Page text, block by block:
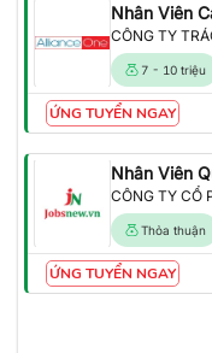
Nhân Viên
7 - 10 triệu
ỨNG TUYỂN NGAY
Nhân Viên
CÔNG TY CỔ
Thỏa thuận
ỨNG TUYỂN NGAY